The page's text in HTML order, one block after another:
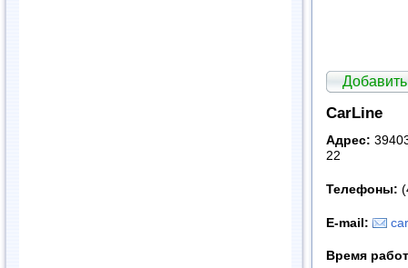
CarLine
Адрес:
22
Телефоны:
E-mail:
Время